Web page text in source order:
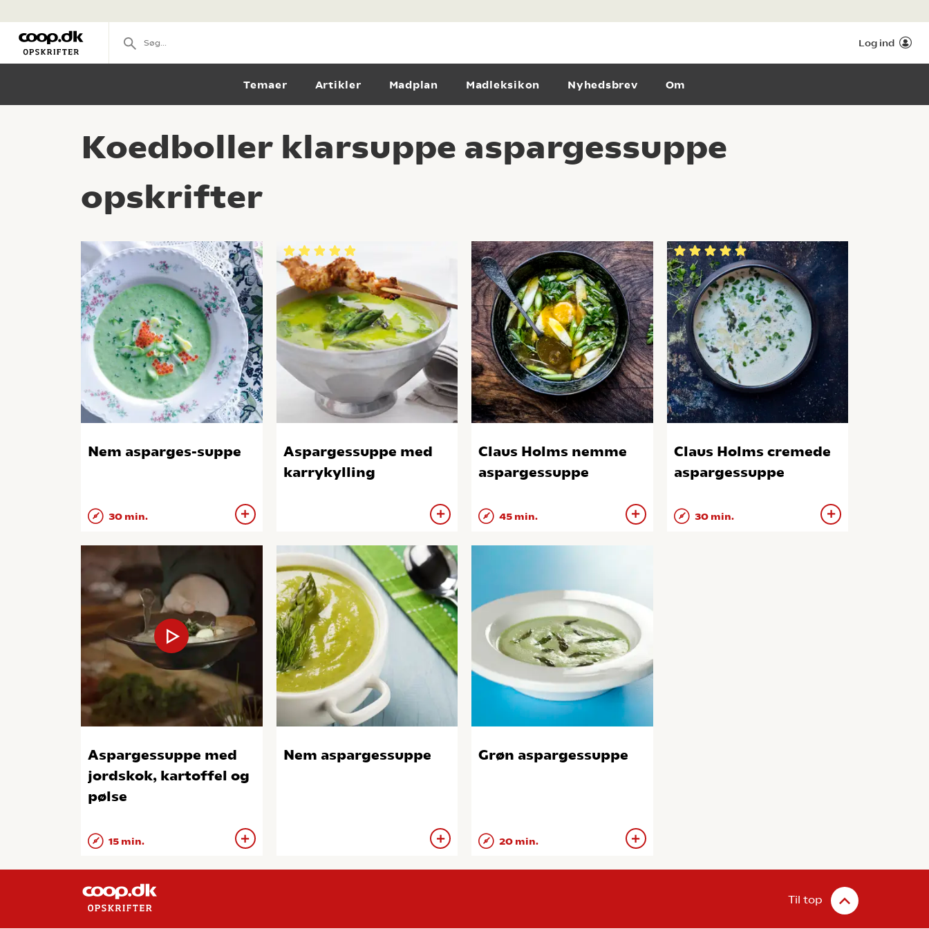
Log ind
Temaer Artikler Madplan Madleksikon Nyhedsbrev Om
Koedboller klarsuppe aspargessuppe
opskrifter
Nem asparges-suppe
30 min.
Aspargessuppe med
karrykylling
Claus Holms nemme
aspargessuppe
45 min.
Claus Holms cremede
aspargessuppe
30 min.
Aspargessuppe med
jordskok, kartoffel og
pølse
15 min.
Nem aspargessuppe Grøn aspargessuppe
20 min.
Til top